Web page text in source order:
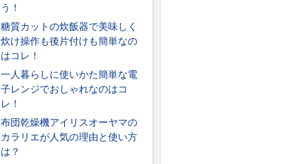
う！
糖質カットの炊飯器で美味しく
炊け操作も後片付けも簡単なの
はコレ！
一人暮らしに使いかた簡単な電
子レンジでおしゃれなのはコ
レ！
布団乾燥機アイリスオーヤマの
カラリエが人気の理由と使い方
は？